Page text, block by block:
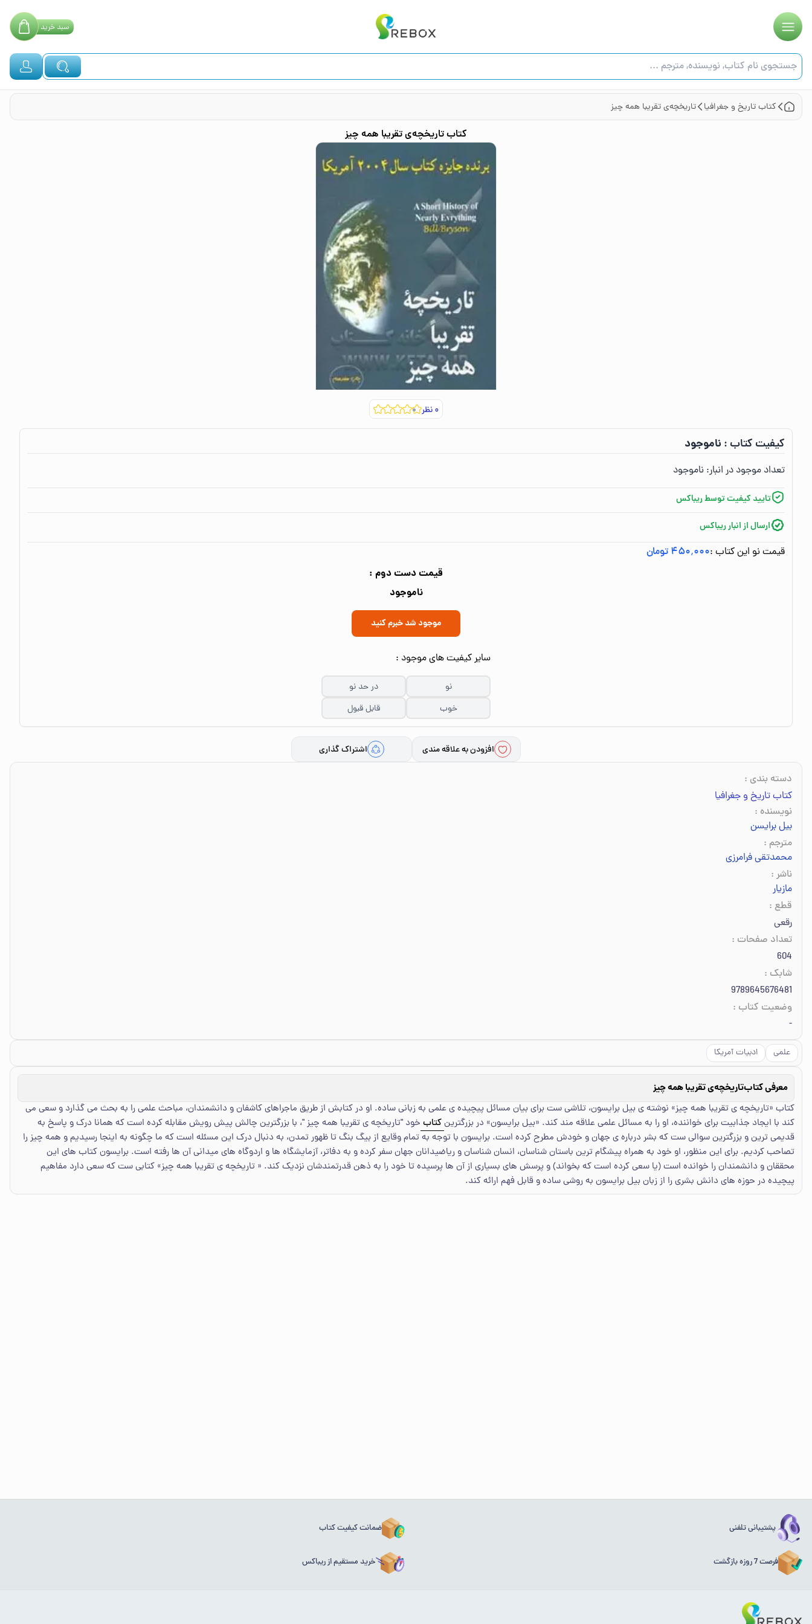
سبدخرید
کتابتاریخ و جغرافیا تاریخچه‌ی تقریبا همه چیز
کتابتاریخچه‌ی تقریبا همه چیز
۰نظر
کیفیت کتاب :‌ ناموجود
تعداد موجود در انبار:‌ ناموجود
تایید کیفیت توسط ریباکس
ارسال از انبار ریباکس
قیمت نو این کتاب :۴۵۰٬۰۰۰ تومان
قیمت دست دوم :
ناموجود
موجود شد خبرم کنید
سایر کیفیت های موجود :
نو
در حد نو
خوب
قابل قبول
افزودن به علاقه مندی اشتراک گذاری
دسته بندی :
کتاب تاریخ و جغرافیا
نویسنده :
بیل برایسن
مترجم :
محمدتقی فرامرزی
ناشر :
مازیار
قطع :
رقعی
تعداد صفحات :
604
شابک :
9789645676481
وضعیت کتاب :
-
علمی ادبیات آمریکا
معرفی کتابتاریخچه‌ی تقریبا همه چیز
کتاب «تاریخچه ی تقریبا همه چیز» نوشته ی بیل برایسون، تلاشی ست برای بیان مسائل پیچیده ی علمی به زبانی ساده. او در کتابش از طریق ماجراهای کاشفان و دانشمندان، مباحث علمی را به بحث می گذارد و سعی می
کند با ایجاد جذابیت برای خواننده، او را به مسائل علمی علاقه مند کند. «بیل برایسون» در بزرگترینکتاب خود "تاریخچه ی تقریبا همه چیز "، با بزرگترین چالش پیش رویش مقابله کرده است که همانا درک و پاسخ به
قدیمی ترین و بزرگترین سوالی ست که بشر درباره ی جهان و خودش مطرح کرده است. برایسون با توجه به تمام وقایع از بیگ بنگ تا ظهور تمدن، به دنبال درک این مسئله است که ما چگونه به اینجا رسیدیم و همه چیز را
تصاحب کردیم. برای این منظور، او خود به همراه پیشگام ترین باستان شناسان، انسان شناسان و ریاضیدانان جهان سفر کرده و به دفاتر، آزمایشگاه ها و اردوگاه های میدانی آن ها رفته است. برایسون کتاب های این
محققان و دانشمندان را خوانده است (یا سعی کرده است که بخواند) و پرسش های بسیاری از آن ها پرسیده تا خود را به ذهن قدرتمندشان نزدیک کند. « تاریخچه ی تقریبا همه چیز» کتابی ست که سعی دارد مفاهیم
پیچیده در حوزه های دانش بشری را از زبان بیل برایسون به روشی ساده و قابل فهم ارائه کند.
پشتیبانی تلفنی ضمانت کیفیت کتاب
فرصت 7 روزه بازگشت خرید مستقیم از ریباکس